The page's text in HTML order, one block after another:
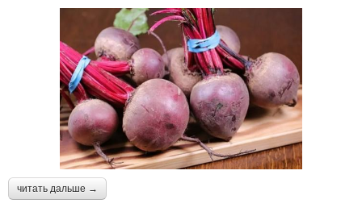
читать дальше →